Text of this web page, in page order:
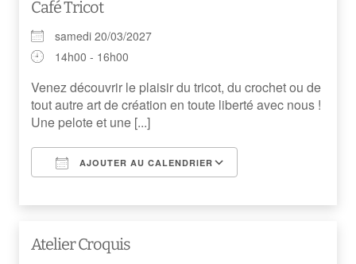
Café Tricot
samedi 20/03/2027
14h00 - 16h00
Venez découvrir le plaisir du tricot, du crochet ou de
tout autre art de création en toute liberté avec nous !
Une pelote et une [...]
AJOUTER AU CALENDRIER
Atelier Croquis